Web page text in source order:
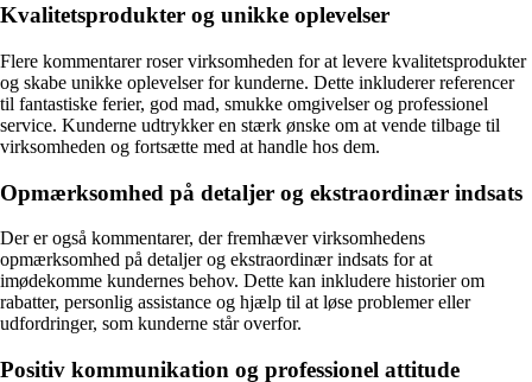
Kvalitetsprodukter og unikke oplevelser
Flere kommentarer roser virksomheden for at levere kvalitetsprodukter
og skabe unikke oplevelser for kunderne. Dette inkluderer referencer
til fantastiske ferier, god mad, smukke omgivelser og professionel
service. Kunderne udtrykker en stærk ønske om at vende tilbage til
virksomheden og fortsætte med at handle hos dem.
Opmærksomhed på detaljer og ekstraordinær indsats
Der er også kommentarer, der fremhæver virksomhedens
opmærksomhed på detaljer og ekstraordinær indsats for at
imødekomme kundernes behov. Dette kan inkludere historier om
rabatter, personlig assistance og hjælp til at løse problemer eller
udfordringer, som kunderne står overfor.
Positiv kommunikation og professionel attitude